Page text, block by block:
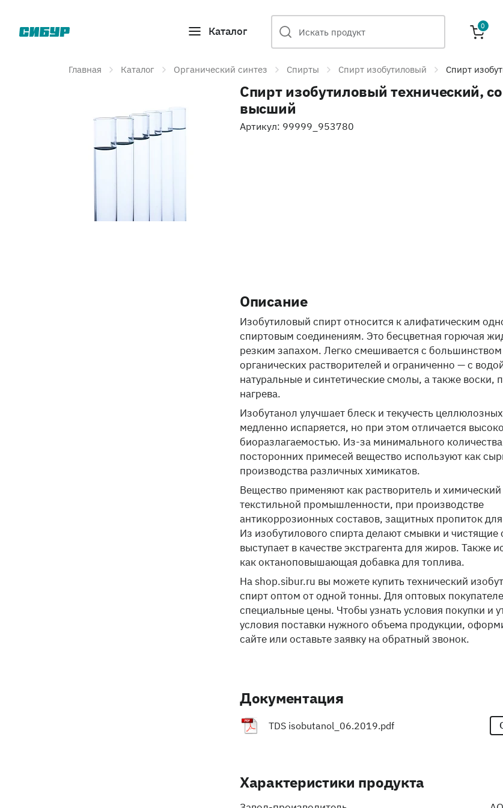
Каталог 0
Главная Каталог Органический синтез Спирты Спирт изобутиловый Спирт
Спирт изобутиловый технический,
высший
Артикул: 99999_953780
Описание
Изобутиловый спирт относится к алифатическим
спиртовым соединениям. Это бесцветная горючая
резким запахом. Легко смешивается с большинством
органических растворителей и ограниченно — с
натуральные и синтетические смолы, а также воски,
нагрева.
Изобутанол улучшает блеск и текучесть
медленно испаряется, но при этом отличается
биоразлагаемостью. Из-за минимального количества
посторонних примесей вещество используют как
производства различных химикатов.
Вещество применяют как растворитель и химический
текстильной промышленности, при производстве
антикоррозионных составов, защитных пропиток
Из изобутилового спирта делают смывки и чистящие
выступает в качестве экстрагента для жиров. Также
как октаноповышающая добавка для топлива.
На shop.sibur.ru вы можете купить технический
спирт оптом от одной тонны. Для оптовых
специальные цены. Чтобы узнать условия покупки и
условия поставки нужного объема продукции,
сайте или оставьте заявку на обратный звонок.
Документация
TDS isobutanol_06.2019.pdf
Характеристики продукта